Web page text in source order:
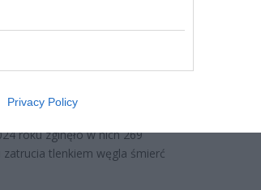
Privacy Policy
roku zginęło w nich 269
tlenkiem węgla śmierć